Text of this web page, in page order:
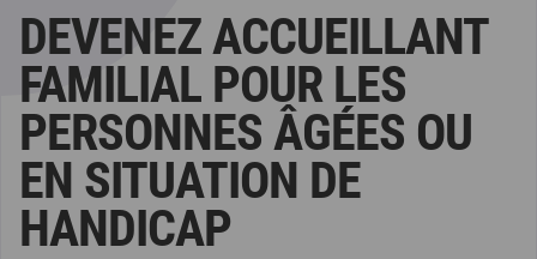
DEVENEZ ACCUEILLANT
FAMILIAL POUR LES
PERSONNES ÂGÉES OU
EN SITUATION DE
HANDICAP